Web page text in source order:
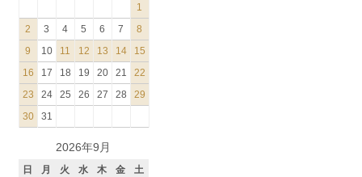
1
2
3 4 5 6 7
8
9
10 11 12 13 14
15
16
17 18 19 20 21
22
23
24 25 26 27 28
29
30
31
2026年9月
日 月 火 水 木 金
土